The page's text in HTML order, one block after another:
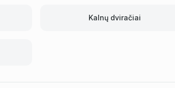
Kalnų dviračiai